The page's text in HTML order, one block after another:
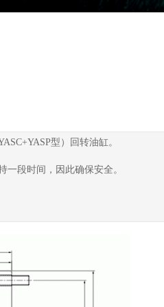
型）回转油缸。
一段时间，因此确保安全。